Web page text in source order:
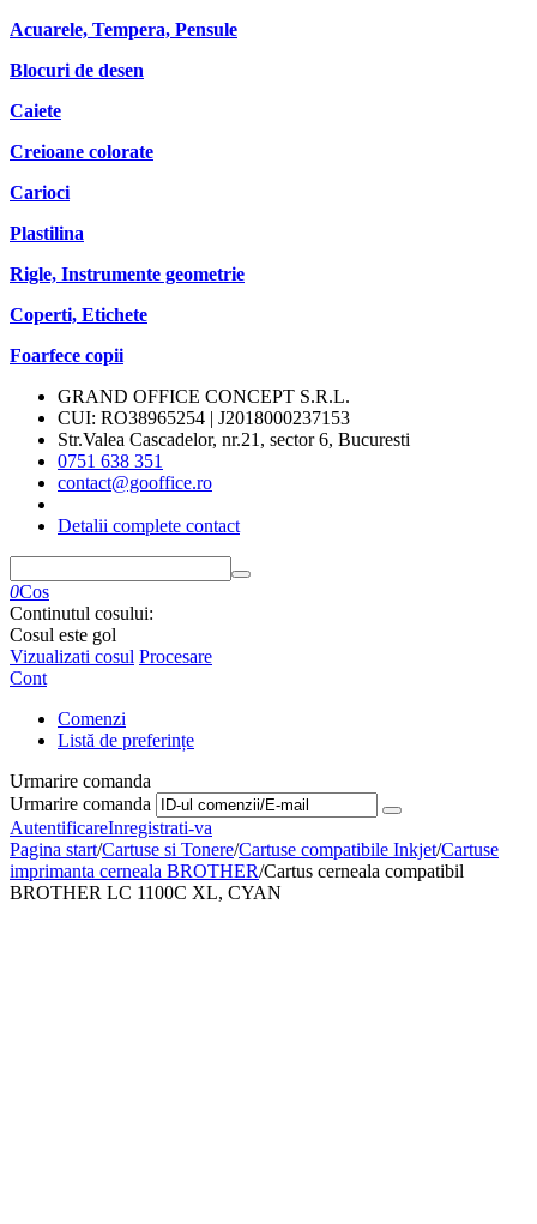
Acuarele, Tempera, Pensule
Blocuri de desen
Caiete
Creioane colorate
Carioci
Plastilina
Rigle, Instrumente geometrie
Coperti, Etichete
Foarfece copii
GRAND OFFICE CONCEPT S.R.L.
CUI: RO38965254 | J2018000237153
Str.Valea Cascadelor, nr.21, sector 6, Bucuresti
0751 638 351
contact@gooffice.ro
Detalii complete contact
0Cos
Continutul cosului:
Cosul este gol
Vizualizati cosul Procesare
Cont
Comenzi
Listă de preferințe
Urmarire comanda
Urmarire comanda
AutentificareInregistrati-va
Pagina start/Cartuse si Tonere/Cartuse compatibile Inkjet/Cartuse
imprimanta cerneala BROTHER/Cartus cerneala compatibil
BROTHER LC 1100C XL, CYAN